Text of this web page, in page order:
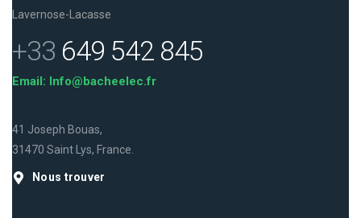
Lavernose-Lacasse
+33 649 542 845
Email: Info@bacheelec.fr
41 Joseph Bouas,
31470 Saint Lys, France.
Nous trouver